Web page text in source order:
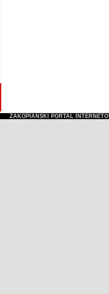
ZAKOPIAŃSKI PORTAL